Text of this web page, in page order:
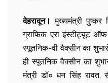
देहरादून। मुख्यमंत्री पुष्कर
ग्राफिक एरा इंस्टीट्यूट
स्पूतनिक-वी वैक्सीन का
ही स्पूतनिक वैक्सीन का
मंत्री डॉ० धन सिंह रावत,